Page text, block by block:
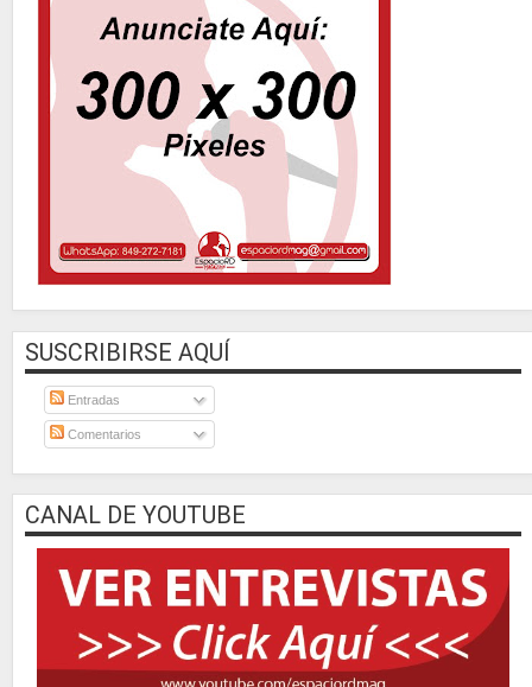
SUSCRIBIRSE AQUÍ
Entradas
Comentarios
CANAL DE YOUTUBE